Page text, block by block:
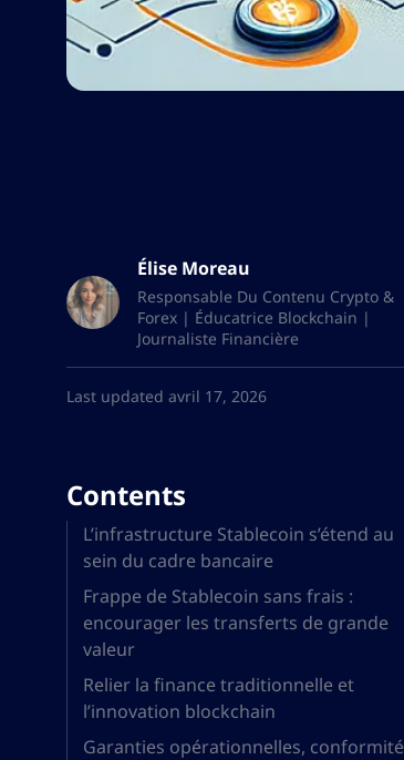
Élise Moreau
Responsable Du Contenu Crypto &
Forex | Éducatrice Blockchain |
Journaliste Financière
Last updated avril 17, 2026
Contents
L’infrastructure Stablecoin s’étend au
sein du cadre bancaire
Frappe de Stablecoin sans frais :
encourager les transferts de grande
valeur
Relier la finance traditionnelle et
l’innovation blockchain
Garanties opérationnelles, conformité